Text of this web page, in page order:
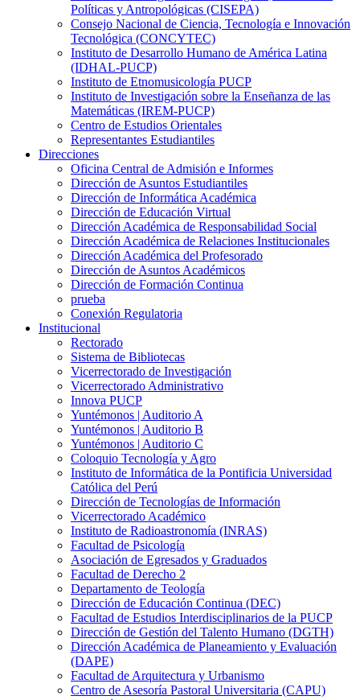
Políticas y Antropológicas (CISEPA)
Consejo Nacional de Ciencia, Tecnología e Innovación
Tecnológica (CONCYTEC)
Instituto de Desarrollo Humano de América Latina
(IDHAL-PUCP)
Instituto de Etnomusicología PUCP
Instituto de Investigación sobre la Enseñanza de las
Matemáticas (IREM-PUCP)
Centro de Estudios Orientales
Representantes Estudiantiles
Direcciones
Oficina Central de Admisión e Informes
Dirección de Asuntos Estudiantiles
Dirección de Informática Académica
Dirección de Educación Virtual
Dirección Académica de Responsabilidad Social
Dirección Académica de Relaciones Institucionales
Dirección Académica del Profesorado
Dirección de Asuntos Académicos
Dirección de Formación Continua
prueba
Conexión Regulatoria
Institucional
Rectorado
Sistema de Bibliotecas
Vicerrectorado de Investigación
Vicerrectorado Administrativo
Innova PUCP
Yuntémonos | Auditorio A
Yuntémonos | Auditorio B
Yuntémonos | Auditorio C
Coloquio Tecnología y Agro
Instituto de Informática de la Pontificia Universidad
Católica del Perú
Dirección de Tecnologías de Información
Vicerrectorado Académico
Instituto de Radioastronomía (INRAS)
Facultad de Psicología
Asociación de Egresados y Graduados
Facultad de Derecho 2
Departamento de Teología
Dirección de Educación Continua (DEC)
Facultad de Estudios Interdisciplinarios de la PUCP
Dirección de Gestión del Talento Humano (DGTH)
Dirección Académica de Planeamiento y Evaluación
(DAPE)
Facultad de Arquitectura y Urbanismo
Centro de Asesoría Pastoral Universitaria (CAPU)